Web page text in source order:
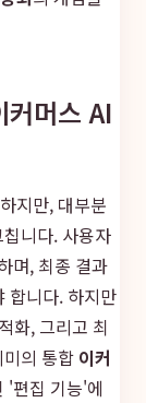
커머스 AI
지만, 대부분
니다. 사용자
며, 최종 결과
합니다. 하지만
화, 그리고 최
의 통합 이커
'편집 기능'에